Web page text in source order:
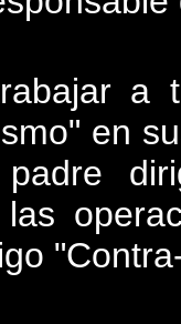
a
en
padre
las